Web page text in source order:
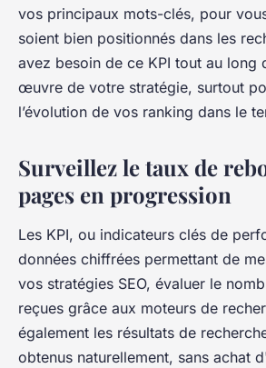
vos principaux mots-clés, pour
soient bien positionnés dans les
avez besoin de ce KPI tout au long
œuvre de votre stratégie, surtout
l’évolution de vos ranking dans le
Surveillez le taux de
pages en progression
Les KPI, ou indicateurs clés de
données chiffrées permettant de
vos stratégies SEO, évaluer le
reçues grâce aux moteurs de
également les résultats de
obtenus naturellement, sans achat